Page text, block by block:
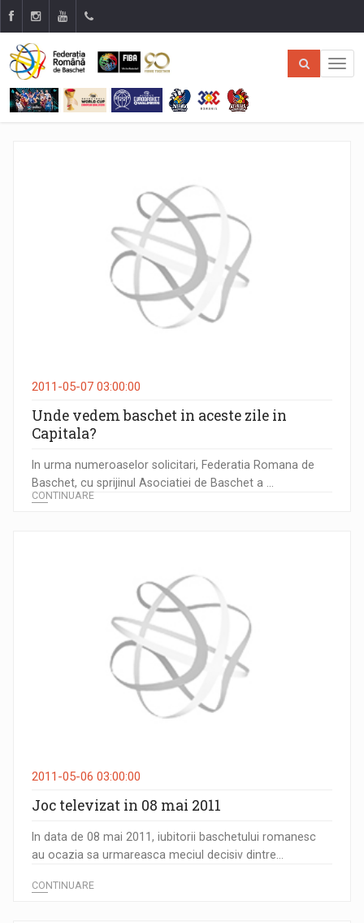
2011-05-07 03:00:00
Unde vedem baschet in aceste zile in
Capitala?
In urma numeroaselor solicitari, Federatia Romana de
Baschet, cu sprijinul Asociatiei de Baschet a ...
CONTINUARE
2011-05-06 03:00:00
Joc televizat in 08 mai 2011
In data de 08 mai 2011, iubitorii baschetului romanesc
au ocazia sa urmareasca meciul decisiv dintre...
CONTINUARE